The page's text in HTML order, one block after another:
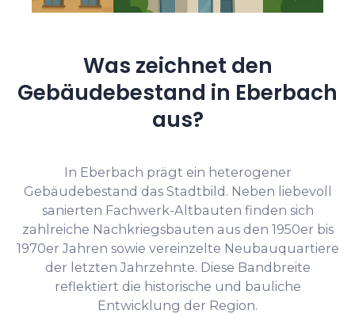
Was zeichnet den
Gebäudebestand in Eberbach
aus?
In Eberbach prägt ein heterogener
Gebäudebestand das Stadtbild. Neben liebevoll
sanierten Fachwerk-Altbauten finden sich
zahlreiche Nachkriegsbauten aus den 1950er bis
1970er Jahren sowie vereinzelte Neubauquartiere
der letzten Jahrzehnte. Diese Bandbreite
reflektiert die historische und bauliche
Entwicklung der Region.